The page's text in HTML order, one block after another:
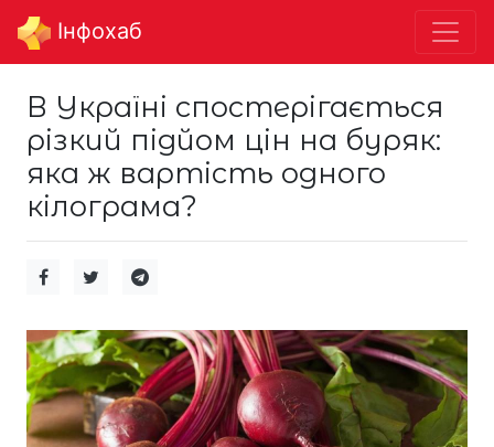
Інфохаб
В Україні спостерігається
різкий підйом цін на буряк:
яка ж вартість одного
кілограма?